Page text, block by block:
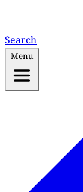
Search
Menu